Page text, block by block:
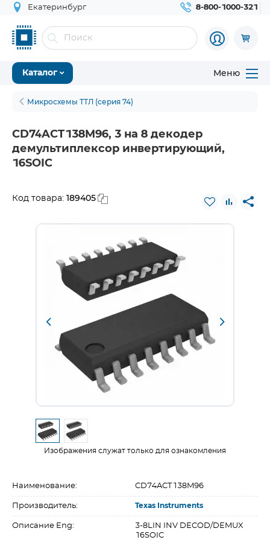
Екатеринбург 8-800-1000-321
Каталог Меню
Микросхемы ТТЛ (серия 74)
CD74ACT138M96, 3 на 8 декодер
демультиплексор инвертирующий,
16SOIC
Код товара: 189405
Изображения служат только для ознакомления
Наименование: CD74ACT138M96
Производитель: Texas Instruments
Описание Eng:
3-8LIN INV DECOD/DEMUX
16SOIC